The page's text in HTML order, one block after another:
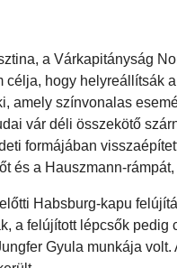
a Várkapitányság
célja, hogy helyreállítsák
amely színvonalas
vár déli összekötő
formájában
és a Hauszmann-
Habsburg-kapu
a felújított lépcsők
Gyula munkája